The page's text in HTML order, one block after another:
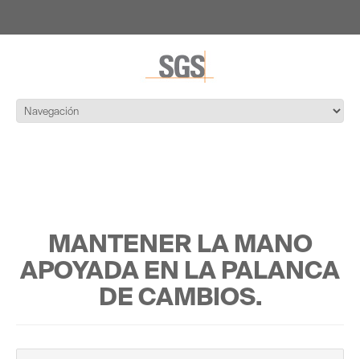
MANTENER LA MANO
APOYADA EN LA PALANCA
DE CAMBIOS.